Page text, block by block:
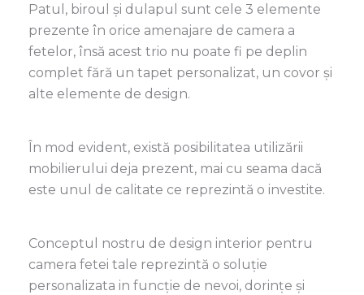
Patul, biroul și dulapul sunt cele 3 elemente
prezente în orice amenajare de camera a
fetelor, însă acest trio nu poate fi pe deplin
complet fără un tapet personalizat, un covor și
alte elemente de design.
Î n mod evident, există posibilitatea utilizării
mobilierului deja prezent, mai cu seama dacă
este unul de calitate ce reprezintă o investite.
Conceptul nostru de design interior pentru
camera fetei tale reprezintă o soluție
personalizata in funcție de nevoi, dorințe și